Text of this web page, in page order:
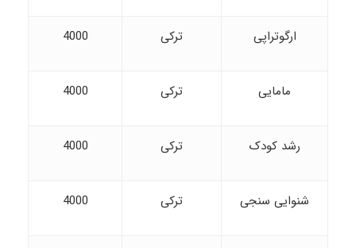
4000 ترکی ارگوتراپی
4000 ترکی مامایی
4000 ترکی رشد کودک
4000 ترکی شنوایی سنجی